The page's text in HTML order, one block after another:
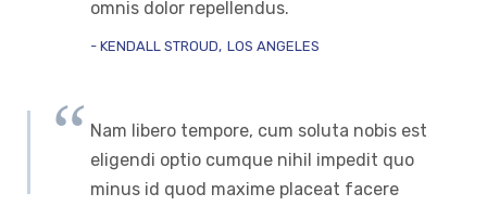
omnis dolor repellendus.
KENDALL STROUD LOS ANGELES
Nam libero tempore, cum soluta nobis est
eligendi optio cumque nihil impedit quo
minus id quod maxime placeat facere